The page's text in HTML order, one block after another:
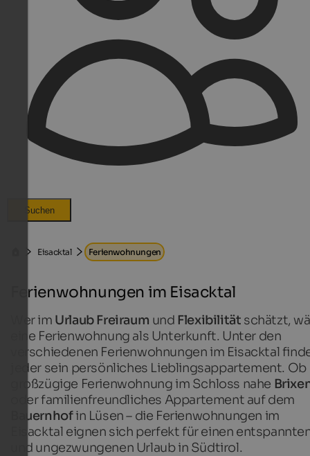
Suchen
Eisacktal Ferienwohnungen
Ferienwohnungen im Eisacktal
Wer im Urlaub Freiraum und Flexibilität schätzt,
eine Ferienwohnung als Unterkunft. Unter den
verschiedenen Ferienwohnungen im Eisacktal
jeder sein persönliches Lieblingsappartement. Ob
großzügige Ferienwohnung im Schloss nahe
oder familienfreundliches Appartement auf dem
Bauernhofin Lüsen – die Ferienwohnungen im
Eisacktal eignen sich perfekt für einen
und ungezwungenen Urlaub in Südtirol.